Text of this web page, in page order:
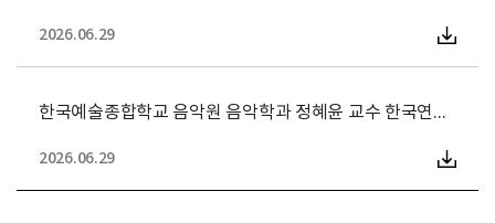
2026.06.29
한국예술종합학교 음악원 음악학과 정혜윤 교수 한국연구재단
2026.06.29